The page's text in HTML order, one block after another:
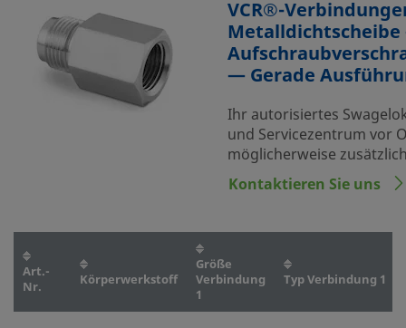
VCR®-
— Gerade
Ihr autorisiertes
und Servicezentrum vor
möglicherweise
Kontaktieren Sie uns
Art.-
Nr.
Körperwerkstoff
Größe
Verbindung
1
Typ Verbindung 1